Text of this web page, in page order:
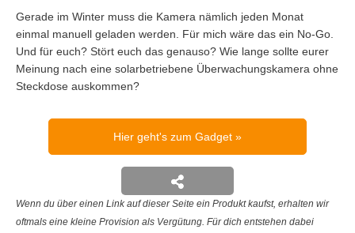
Gerade im Winter muss die Kamera nämlich jeden Monat
einmal manuell geladen werden. Für mich wäre das ein No-Go.
Und für euch? Stört euch das genauso? Wie lange sollte eurer
Meinung nach eine solarbetriebene Überwachungskamera ohne
Steckdose auskommen?
Hier geht's zum Gadget
Wenn du über einen Link auf dieser Seite ein Produkt kaufst, erhalten wir
oftmals eine kleine Provision als Vergütung. Für dich entstehen dabei